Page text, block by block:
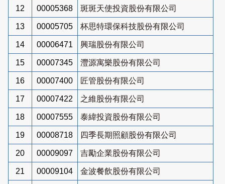
12 00005368 斑斑天使投資股份有限公司
13 00005705 杯思特環保科技股份有限公司
14 00006471 興瑞股份有限公司
15 00007345 灃源寓樂股份有限公司
16 00007400 匠管股份有限公司
17 00007422 之維股份有限公司
18 00007555 泰緯投資股份有限公司
19 00008718 四季長期照顧股份有限公司
20 00009097 吉勵企業股份有限公司
21 00009104 金波餐飲股份有限公司